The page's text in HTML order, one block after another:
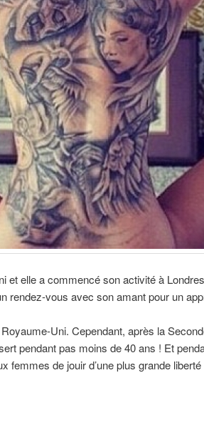
elle a commencé son activité à
rendez-vous avec son amant pour un
Uni. Cependant, après la
pendant pas moins de 40 ans ! Et
femmes de jouir d’une plus grande